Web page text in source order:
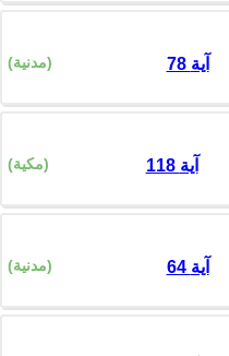
(مدنية) 78 آية
(مكية) 118 آية
(مدنية) 64 آية